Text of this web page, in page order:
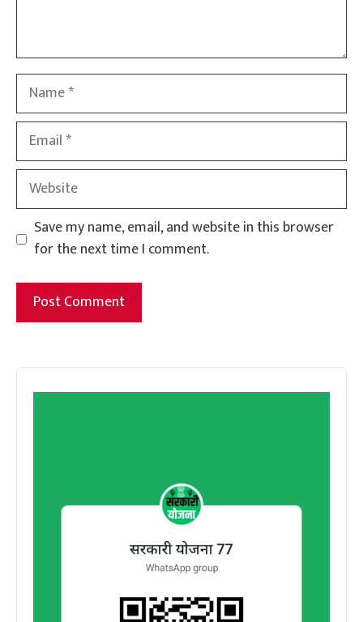
Name
Email
Website
Save my name, email, and website in this browser
for the next time I comment.